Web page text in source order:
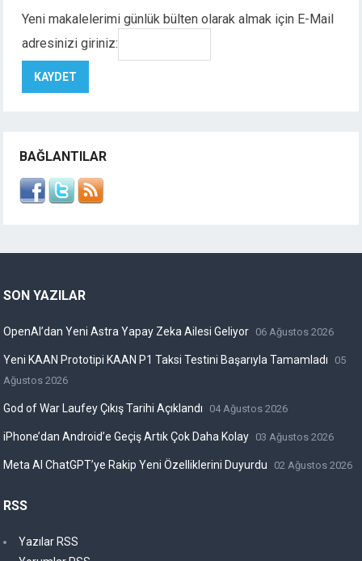
Yeni makalelerimi günlük bülten olarak almak için E-Mail
adresinizi giriniz:
BAĞLANTILAR
SON YAZILAR
OpenAI’dan Yeni Astra Yapay Zeka Ailesi Geliyor 06 Ağustos 2026
Yeni KAAN Prototipi KAAN P1 Taksi Testini Başarıyla Tamamladı
05
Ağustos 2026
God of War Laufey Çıkış Tarihi Açıklandı 04 Ağustos 2026
iPhone’dan Android’e Geçiş Artık Çok Daha Kolay 03 Ağustos 2026
Meta AI ChatGPT’ye Rakip Yeni Özelliklerini Duyurdu 02 Ağustos 2026
RSS
Yazılar RSS